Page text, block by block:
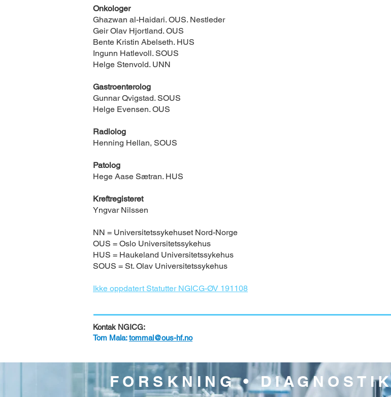
Onkologer
Ghazwan al-Haidari. OUS. Nestleder
Geir Olav Hjortland. OUS
Bente Kristin Abelseth. HUS
Ingunn Hatlevoll. SOUS
Helge Stenvold. UNN
Gastroenterolog
Gunnar Qvigstad. SOUS
Helge Evensen. OUS
Radiolog
Henning Hellan, SOUS
Patolog
Hege Aase Sætran. HUS
Kreftregisteret
Yngvar Nilssen
NN = Universitetssykehuset Nord-Norge
OUS = Oslo Universitetssykehus
HUS = Haukeland Universitetssykehus
SOUS = St. Olav Universitetssykehus
Ikke oppdatert Statutter NGICG-ØV 191108
Kontak NGICG:
Tom Mala:tommal@ous-hf.no
FORSKNING •